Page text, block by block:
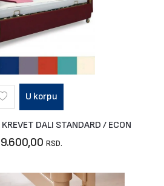
U korpu
DALI STANDARD / ECON
RSD.